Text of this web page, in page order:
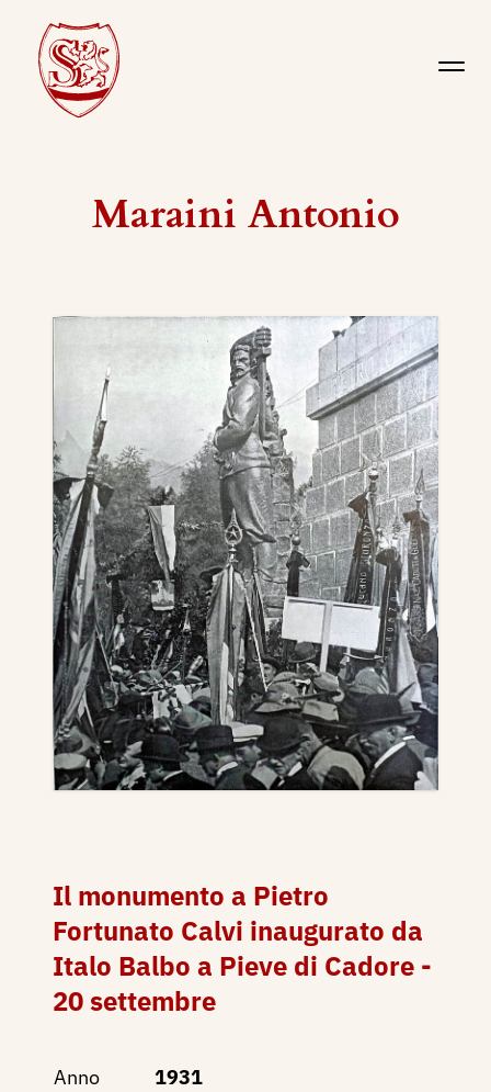
Maraini Antonio
Il monumento a Pietro
Fortunato Calvi inaugurato da
Italo Balbo a Pieve di Cadore -
20 settembre
Anno
1931